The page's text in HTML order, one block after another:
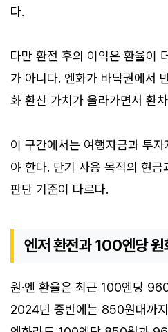
다.
다만 환전 후의 이익은 환율이
가 아니다. 엔화가 바닥권에서
화 환산 가치가 올라가면서 환
이 구간에서는 여행자금과 투
야 한다. 단기 사용 목적의 현
판단 기준이 다르다.
엔저 환전과 100엔당 원
원·엔 환율은 최근 100엔당
2024년 중반에는 850원대까